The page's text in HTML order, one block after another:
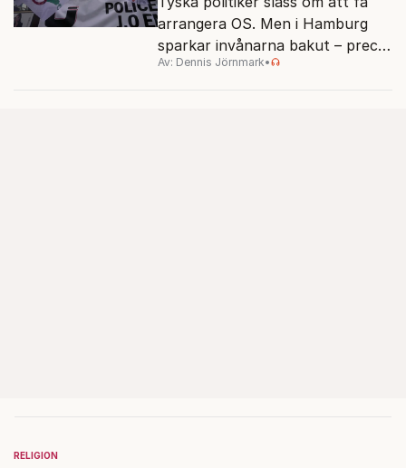
arrangera OS. Men i Hamburg
sparkar invånarna bakut – precis
som de gjort tidigare i Paris,
Av: Dennis Jörnmark•
RELIGION